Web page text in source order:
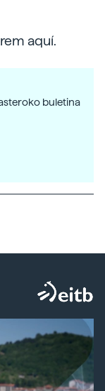
aquí.
buletina